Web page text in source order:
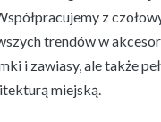
z
trendów w
i zawiasy, ale także
miejską.